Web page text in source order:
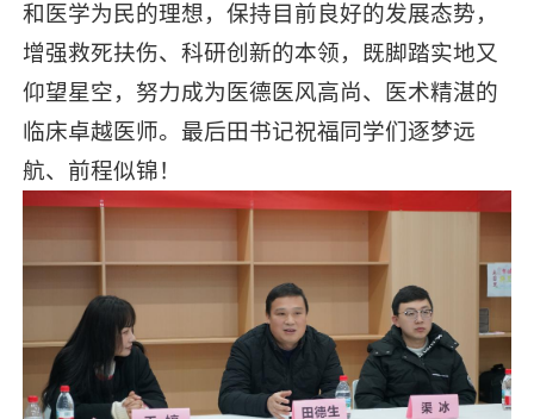
和医学为民的理想，保持目前良好的发展态势，
增强救死扶伤、科研创新的本领，既脚踏实地又
仰望星空，努力成为医德医风高尚、医术精湛的
临床卓越医师。最后田书记祝福同学们逐梦远
航、前程似锦！